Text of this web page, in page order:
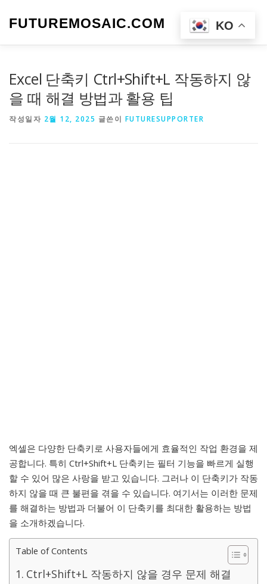
FUTUREMOSAIC.COM 메뉴
Excel 단축키 Ctrl+Shift+L 작동하지 않
을 때 해결 방법과 활용 팁
작성일자 2월 12, 2025 글쓴이 FUTURESUPPORTER
엑셀은 다양한 단축키로 사용자들에게 효율적인 작업 환경을 제
공합니다. 특히 Ctrl+Shift+L 단축키는 필터 기능을 빠르게 실행
할 수 있어 많은 사랑을 받고 있습니다. 그러나 이 단축키가 작동
하지 않을 때 큰 불편을 겪을 수 있습니다. 여기서는 이러한 문제
를 해결하는 방법과 더불어 이 단축키를 최대한 활용하는 방법
을 소개하겠습니다.
Table of Contents
Ctrl+Shift+L 작동하지 않을 경우 문제 해결
KO